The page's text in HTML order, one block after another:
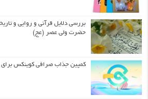
بررسی دلایل قرآنی و روایی و
حضرت ولی عصر (عج)
کمپین جذاب صرافی کوینکس برای